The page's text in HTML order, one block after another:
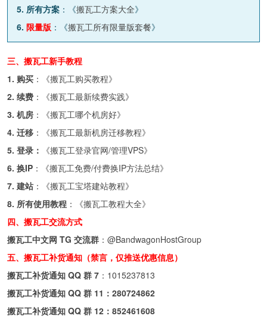
5. 所有方案 ：《搬瓦工方案大全》
6. 限量版 ：《搬瓦工所有限量版套餐》
三、搬瓦工新手教程
1. 购买 ：《搬瓦工购买教程》
2. 续费 ：《搬瓦工最新续费实践》
3. 机房 ：《搬瓦工哪个机房好》
4. 迁移 ：《搬瓦工最新机房迁移教程》
5. 登录：
《搬瓦工登录官网/管理VPS》
6. 换IP ：《搬瓦工免费/付费换IP方法总结》
7. 建站 ：《搬瓦工宝塔建站教程》
8. 所有使用教程 ：《搬瓦工教程大全》
四、搬瓦工交流方式
搬瓦工中文网 TG 交流群 ： @BandwagonHostGroup
五、搬瓦工补货通知（禁言，仅推送优惠信息）
搬瓦工补货通知 QQ 群 7 ： 1015237813
搬瓦工补货通知 QQ 群 11： 280724862
搬瓦工补货通知 QQ 群 12： 852461608